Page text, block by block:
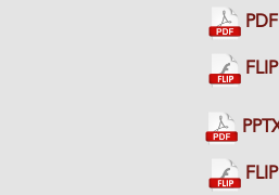
PDF
FLIP
FLIP